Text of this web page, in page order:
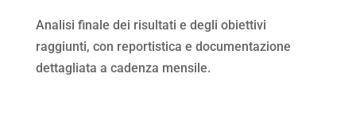
Analisi finale dei risultati e degli obiettivi
raggiunti, con reportistica e documentazione
dettagliata a cadenza mensile.